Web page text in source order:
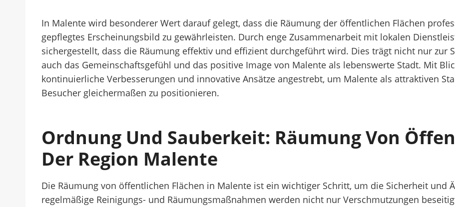
In Malente wird besonderer Wert darauf gelegt, dass die Räumung der öffentlichen Flächen
gepflegtes Erscheinungsbild zu gewährleisten. Durch enge Zusammenarbeit mit lokalen
sichergestellt, dass die Räumung effektiv und effizient durchgeführt wird. Dies trägt nicht nur zur
auch das Gemeinschaftsgefühl und das positive Image von Malente als lebenswerte Stadt. Mit
kontinuierliche Verbesserungen und innovative Ansätze angestrebt, um Malente als attraktiven
Besucher gleichermaßen zu positionieren.
Ordnung Und Sauberkeit: Räumung Von
Der Region Malente
Die Räumung von öffentlichen Flächen in Malente ist ein wichtiger Schritt, um die Sicherheit und
regelmäßige Reinigungs- und Räumungsmaßnahmen werden nicht nur Verschmutzungen